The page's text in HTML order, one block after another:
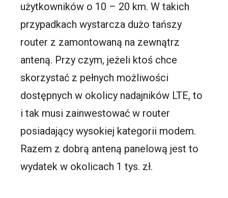
użytkowników o 10 – 20 km. W takich
przypadkach wystarcza dużo tańszy
router z zamontowaną na zewnątrz
anteną. Przy czym, jeżeli ktoś chce
skorzystać z pełnych możliwości
dostępnych w okolicy nadajników LTE, to
i tak musi zainwestować w router
posiadający wysokiej kategorii modem.
Razem z dobrą anteną panelową jest to
wydatek w okolicach 1 tys. zł.